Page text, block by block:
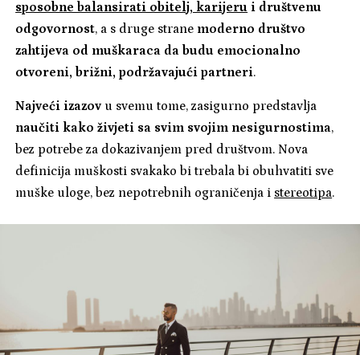
sposobne balansirati obitelj, karijeru i društvenu
odgovornost, a s druge strane moderno društvo
zahtijeva od muškaraca da budu emocionalno
otvoreni, brižni, podržavajući partneri.
Najveći izazov u svemu tome, zasigurno predstavlja
naučiti kako živjeti sa svim svojim nesigurnostima,
bez potrebe za dokazivanjem pred društvom. Nova
definicija muškosti svakako bi trebala bi obuhvatiti sve
muške uloge, bez nepotrebnih ograničenja i stereotipa.